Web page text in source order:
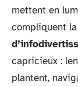
mettent en
compliquent
capricieux :
plantent,